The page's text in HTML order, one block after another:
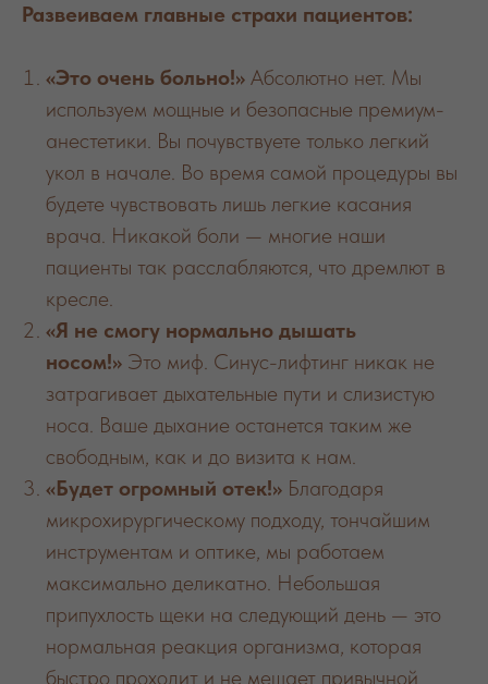
Развеиваем главные страхи пациентов:
«Это очень больно!» Абсолютно нет. Мы
используем мощные и безопасные премиум-
анестетики. Вы почувствуете только легкий
укол в начале. Во время самой процедуры вы
будете чувствовать лишь легкие касания
врача. Никакой боли — многие наши
пациенты так расслабляются, что дремлют в
кресле.
«Я не смогу нормально дышать
носом!» Это миф. Синус-лифтинг никак не
затрагивает дыхательные пути и слизистую
носа. Ваше дыхание останется таким же
свободным, как и до визита к нам.
«Будет огромный отек!» Благодаря
микрохирургическому подходу, тончайшим
инструментам и оптике, мы работаем
максимально деликатно. Небольшая
припухлость щеки на следующий день — это
нормальная реакция организма, которая
быстро проходит и не мешает привычной